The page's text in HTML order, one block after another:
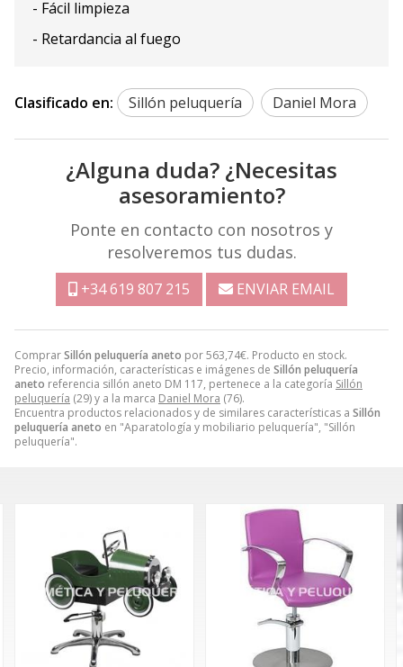
ComprarSillón peluquería aneto por563,74€. Producto en stock.
Precio, información, características e imágenes de Sillón peluquería
aneto referencia sillón aneto DM 117, pertenece a la categoría Sillón
peluquería (29) y a la marca Daniel Mora (76).
Encuentra productos relacionados y de similares características a Sillón
peluquería aneto en "Aparatología y mobiliario peluquería", "Sillón
peluquería".
- Fácil limpieza
- Retardancia al fuego
Clasificado en: Sillón peluquería Daniel Mora
¿Alguna duda? ¿Necesitas
asesoramiento?
Ponte en contacto con nosotros y
resolveremos tus dudas.
+34 619 807 215 ENVIAR EMAIL